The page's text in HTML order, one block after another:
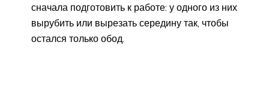
сначала подготовить к работе: у одного из них
вырубить или вырезать середину так, чтобы
остался только обод.